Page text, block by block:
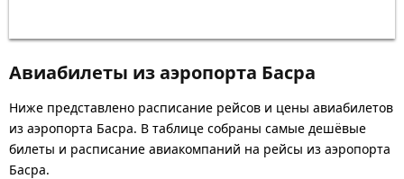
Авиабилеты из аэропорта Басра
Ниже представлено расписание рейсов и цены авиабилетов
из аэропорта Басра. В таблице собраны самые дешёвые
билеты и расписание авиакомпаний на рейсы из аэропорта
Басра.